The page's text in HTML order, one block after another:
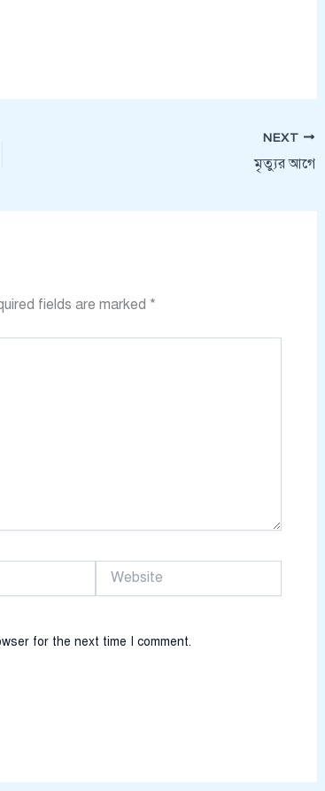
NEXT
মৃত্যুর আগে
fields are marked *
Website
for the next time I comment.